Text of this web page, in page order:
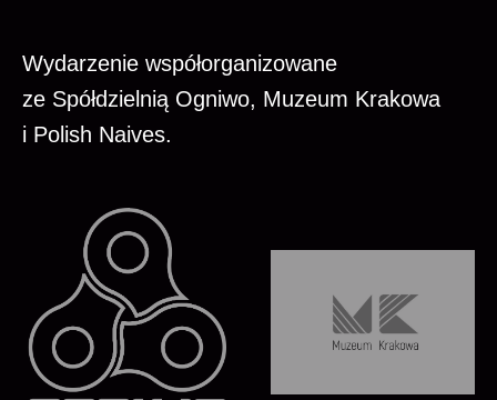
Wydarzenie współorganizowane
ze Spółdzielnią Ogniwo, Muzeum Krakowa
i Polish Naives.